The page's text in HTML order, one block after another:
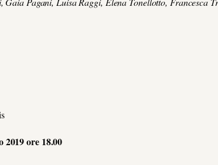
2019 ore 18.00